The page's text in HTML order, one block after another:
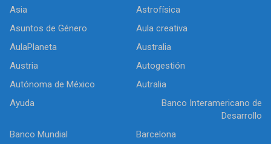
Asia
Astrofísica
Asuntos de Género
Aula creativa
AulaPlaneta
Australia
Austria
Autogestión
Autónoma de México
Autralia
Ayuda
Banco Interamericano de
Desarrollo
Banco Mundial
Barcelona